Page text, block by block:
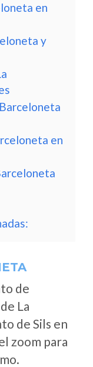
en
y
en
de
La
de Sils en
zoom para